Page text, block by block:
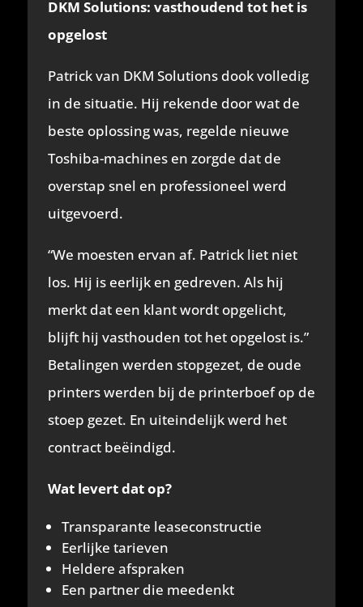
DKM Solutions: vasthoudend tot het is
opgelost
Patrick van DKM Solutions dook volledig
in de situatie. Hij rekende door wat de
beste oplossing was, regelde nieuwe
Toshiba-machines en zorgde dat de
overstap snel en professioneel werd
uitgevoerd.
“We moesten ervan af. Patrick liet niet
los. Hij is eerlijk en gedreven. Als hij
merkt dat een klant wordt opgelicht,
blijft hij vasthouden tot het opgelost is.”
Betalingen werden stopgezet, de oude
printers werden bij de printerboef op de
stoep gezet. En uiteindelijk werd het
contract beëindigd.
Wat levert dat op?
Transparante leaseconstructie
Eerlijke tarieven
Heldere afspraken
Een partner die meedenkt